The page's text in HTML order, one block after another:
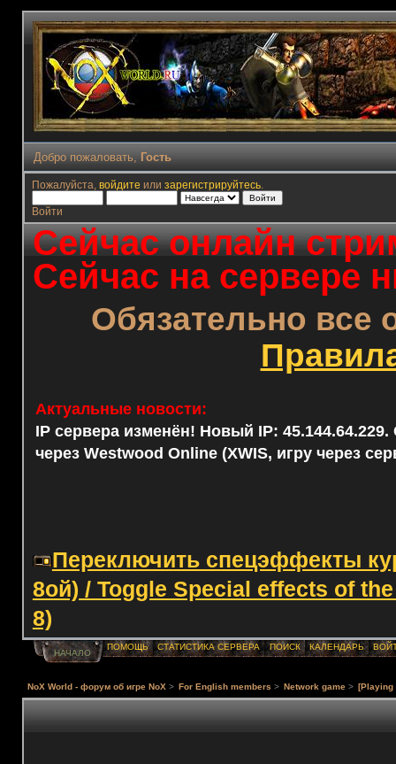
Добро пожаловать, Гость
Пожалуйста, войдите или зарегистрируйтесь.
Войти
Сейчас онлайн
Сейчас на сервере
Обязательно все
Актуальные новости:
IP сервера изменён! Новый IP: 45.144.64.229.
через Westwood Online (XWIS, игру через
Переключить спецэффекты
8ой) / Toggle Special effects of
8)
НАЧАЛО
ПОМОЩЬ СТАТИСТИКА СЕРВЕРА ПОИСК КАЛЕНДАРЬ
NoX World - форум об игре NoX > For English members > Network game > [Playing